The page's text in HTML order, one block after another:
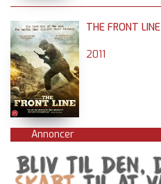
THE FRONT LINE
2011
Annoncer